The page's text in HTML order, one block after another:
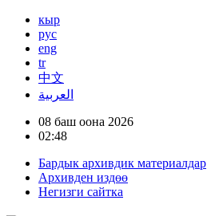
кыр
рус
eng
tr
中文
العربية
08 баш оона 2026
02:48
Бардык архивдик материалдар
Архивден издөө
Негизги сайтка